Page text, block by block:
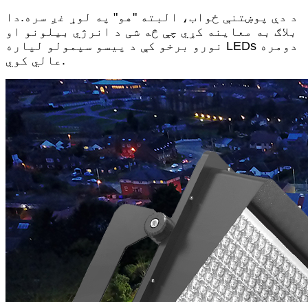
د دې پوښتنې ځواب، البته "هو" په لوړ غږ سره.دا
بلاګ به معاینه کړي چې څه شی د انرژي بیلونو او
نورو برخو کې د پیسو سپمولو لپاره LEDs دومره
عالي کوي.